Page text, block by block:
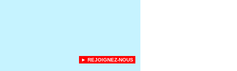
► REJOIGNEZ-NOUS